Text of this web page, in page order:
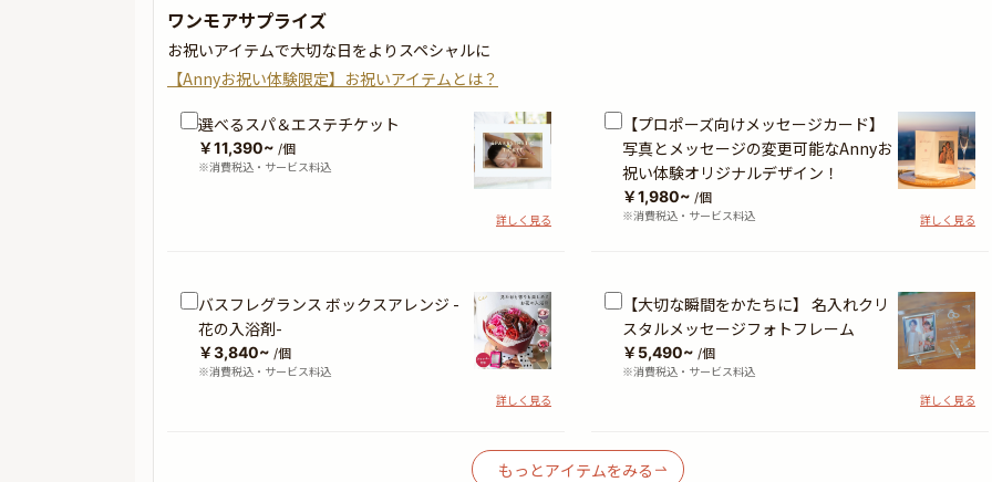
ワンモアサプライズ
お祝いアイテムで大切な日をよりスペシャルに
【Annyお祝い体験限定】お祝いアイテムとは？
選べるスパ＆エステチケット
￥11,390~ /個
※消費税込・サービス料込
詳しく見る
【プロポーズ向けメッセージカード】
写真とメッセージの変更可能なAnnyお
祝い体験オリジナルデザイン！
￥1,980~ /個
※消費税込・サービス料込
詳しく見る
バスフレグランス ボックスアレンジ -
花の入浴剤-
￥3,840~ /個
※消費税込・サービス料込
詳しく見る
【大切な瞬間をかたちに】 名入れクリ
スタルメッセージフォトフレーム
￥5,490~ /個
※消費税込・サービス料込
詳しく見る
もっとアイテムをみる